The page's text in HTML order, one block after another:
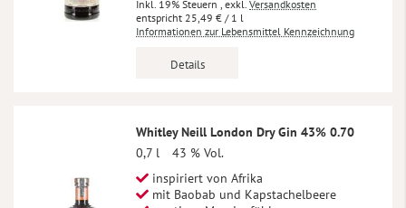
Inkl. 19% Steuern , exkl. Versandkosten
25,49 € / 1 l
Informationen zur Lebensmittel Kennzeichnung
Details
Whitley Neill London Dry Gin 43% 0.70
0,7 l
43 % Vol.
inspiriert von Afrika
mit Baobab und Kapstachelbeere